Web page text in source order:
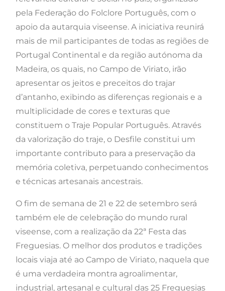
pela Federação do Folclore Português, com o
apoio da autarquia viseense. A iniciativa reunirá
mais de mil participantes de todas as regiões de
Portugal Continental e da região autónoma da
Madeira, os quais, no Campo de Viriato, irão
apresentar os jeitos e preceitos do trajar
d’antanho, exibindo as diferenças regionais e a
multiplicidade de cores e texturas que
constituem o Traje Popular Português. Através
da valorização do traje, o Desfile constitui um
importante contributo para a preservação da
memória coletiva, perpetuando conhecimentos
e técnicas artesanais ancestrais.
O fim de semana de 21 e 22 de setembro será
também ele de celebração do mundo rural
viseense, com a realização da 22ª Festa das
Freguesias. O melhor dos produtos e tradições
locais viaja até ao Campo de Viriato, naquela que
é uma verdadeira montra agroalimentar,
industrial, artesanal e cultural das 25 Freguesias